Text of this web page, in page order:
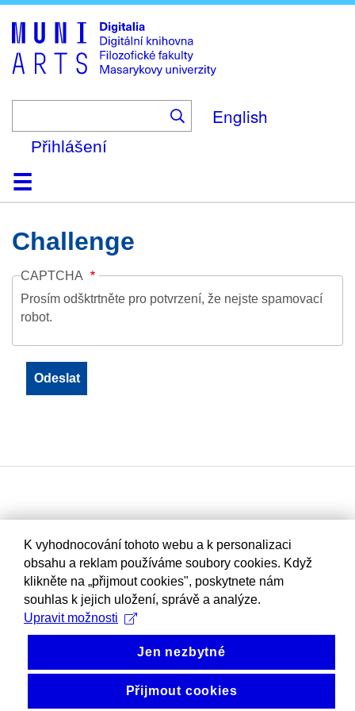
to
main
content
English
Přihlášení
DomůKolekce
Prohlížení
Vyhledávání
O platformě
Nápověda
KontaktDigitalia
Challenge
CAPTCHA
Prosím odšktrtněte pro potvrzení, že nejste spamovací
robot.
K vyhodnocování tohoto webu a k personalizaci
obsahu a reklam používáme soubory cookies. Když
klikněte na „přijmout cookies", poskytnete nám
souhlas k jejich uložení, správě a analýze.
Upravit možnosti
Jen nezbytné
Přijmout cookies